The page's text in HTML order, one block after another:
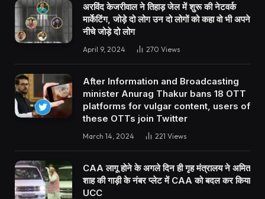
अरविंद केजरीवाल ने तिहाड़ जेल में शुरू की नेटवर्क
मार्केटिंग, जोड़े दो लोग उन दो लोगों को कहा वो भी अपने
नीचे जोड़े दो लोग
April 9, 2024 270 Views
After Information and Broadcasting
minister Anurag Thakur bans 18 OTT
platforms for vulgar content, users of
these OTTs join Twitter
March 14, 2024 221 Views
CAA लागू होने के अगले दिन ही गृह मंत्रालय ने अमित
शाह की गाड़ी के नंबर प्लेट में CAA को बदल कर किया
UCC